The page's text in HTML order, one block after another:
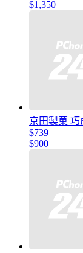
$1,350
京田製菓 巧
$739
$900